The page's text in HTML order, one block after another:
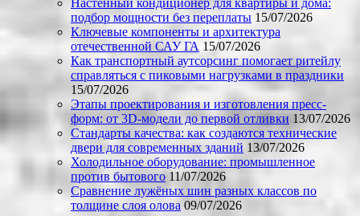
Настенный кондиционер для квартиры и дома:
подбор мощности без переплаты 15/07/2026
Ключевые компоненты и архитектура
отечественной САУ ГА 15/07/2026
Как транспортный аутсорсинг помогает ритейлу
справляться с пиковыми нагрузками в праздники
15/07/2026
Этапы проектирования и изготовления пресс-
форм: от 3D-модели до первой отливки 13/07/2026
Стандарты качества: как создаются технические
двери для современных зданий 13/07/2026
Холодильное оборудование: промышленное
против бытового 11/07/2026
Сравнение лужёных шин разных классов по
толщине слоя олова 09/07/2026